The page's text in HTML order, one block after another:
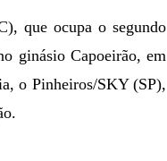
que ocupa o segundo
ginásio Capoeirão, em
o Pinheiros/SKY (SP),